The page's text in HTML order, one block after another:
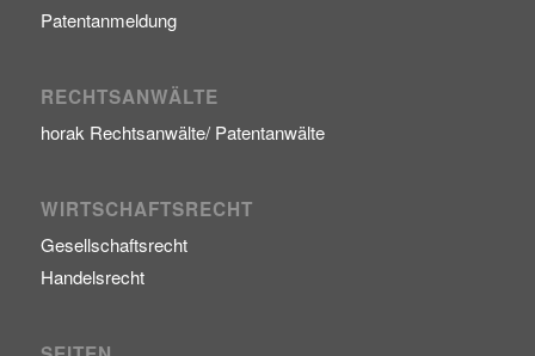
Patentanmeldung
RECHTSANWÄLTE
horak Rechtsanwälte/ Patentanwälte
WIRTSCHAFTSRECHT
Gesellschaftsrecht
Handelsrecht